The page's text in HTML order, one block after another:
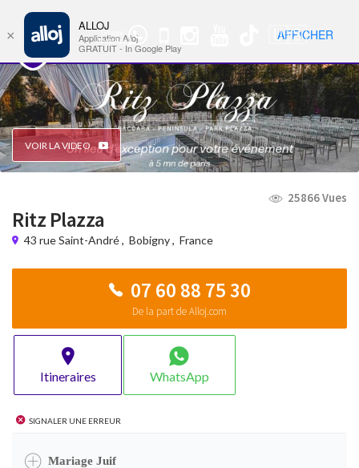
Groupe
WhatsApp
🇺🇸 Nav
VOIR LA VIDEO
25866 Vues
Ritz Plazza
43 rue Saint-André, Bobigny, France
07 60 88 75 30
De la part de Alloj.com
Itineraires WhatsApp
Signaler une erreur
Mariage Juif
×
ALLOJ
Application Alloj
GRATUIT - In Google Play
AFFICHER